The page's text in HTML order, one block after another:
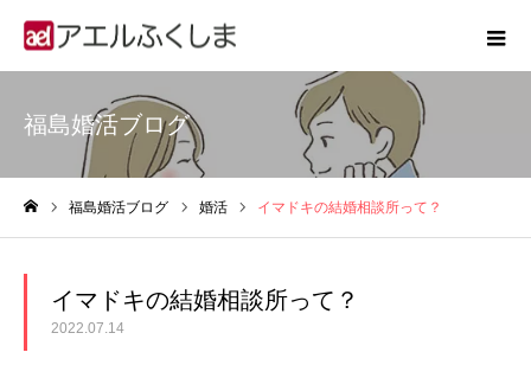
福島婚活ブログ
福島婚活ブログ 婚活 イマドキの結婚相談所って？
イマドキの結婚相談所って？
2022.07.14